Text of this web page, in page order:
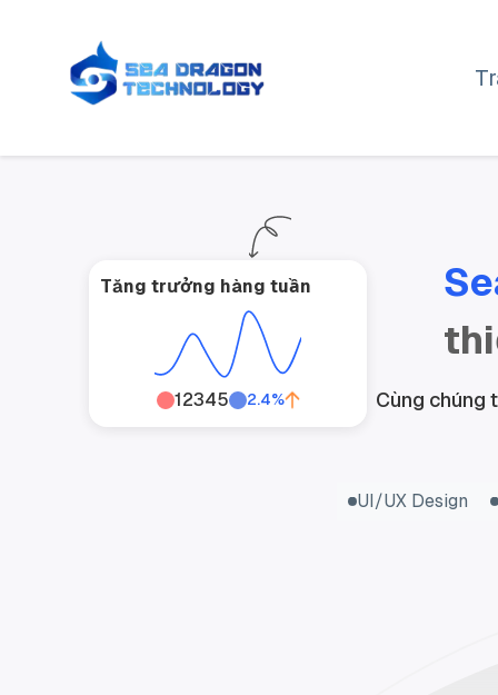
Tăng trưởng hàng tuần
12345 2.4% Cùng chúng
UI/UX Design